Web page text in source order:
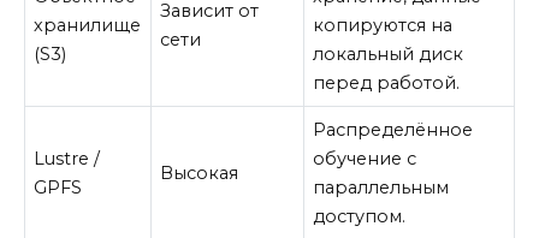
хранилище
(S3)
Зависит от
сети
копируются на
локальный диск
перед работой.
Lustre /
GPFS
Высокая
Распределённое
обучение с
параллельным
доступом.